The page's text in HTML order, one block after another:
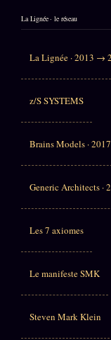
La Lignée · le réseau
La Lignée · 2013 →
z/S SYSTEMS
Brains Models · 2017
Generic Architects ·
Les 7 axiomes
Le manifeste SMK
Steven Mark Klein